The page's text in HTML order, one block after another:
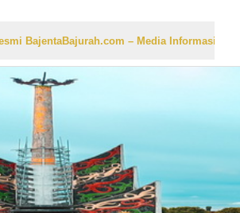
– Media Informasi Lokal yang Akurat,